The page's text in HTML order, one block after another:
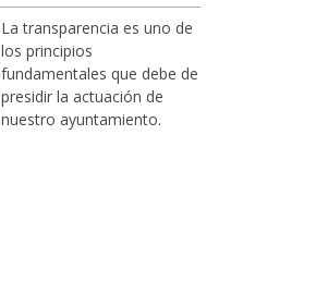
La transparencia es uno de
los principios
fundamentales que debe de
presidir la actuación de
nuestro ayuntamiento.